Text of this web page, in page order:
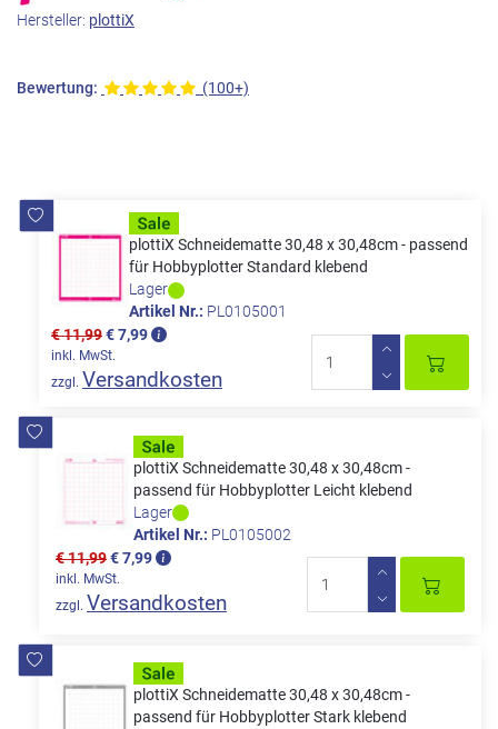
Hersteller: plottiX
Bewertung: (100+)
plottiX Schneidematte 30,48 x 30,48cm - passend
für Hobbyplotter Standard klebend
Lager
Artikel Nr.: PL0105001
€ 11,99€ 7,99
inkl. MwSt.
zzgl. Versandkosten
plottiX Schneidematte 30,48 x 30,48cm -
passend für Hobbyplotter Leicht klebend
Lager
Artikel Nr.: PL0105002
€ 11,99€ 7,99
inkl. MwSt.
zzgl. Versandkosten
plottiX Schneidematte 30,48 x 30,48cm -
passend für Hobbyplotter Stark klebend